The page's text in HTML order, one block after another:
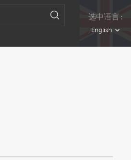
选中语言 :
English